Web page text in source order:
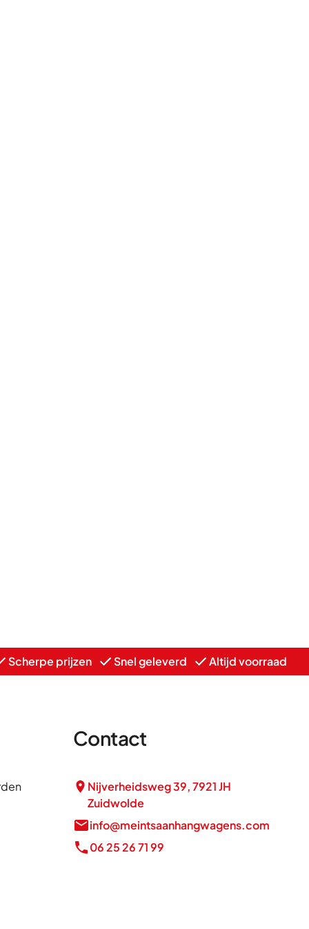
Scherpe prijzen Snel geleverd Altijd voorraad
Contact
Nijverheidsweg 39, 7921 JH
Zuidwolde
info@meintsaanhangwagens.com
06 25 26 71 99